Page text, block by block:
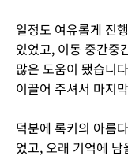
일정도 여유롭게 진
있었고, 이동 중간중
많은 도움이 됐습니
이끌어 주셔서 마지
덕분에 록키의 아름
었고, 오래 기억에